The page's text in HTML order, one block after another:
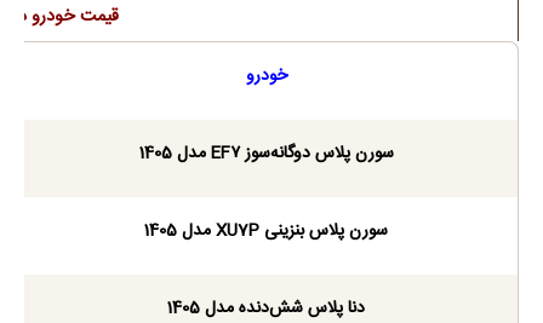
قیمت خودرو در
خودرو
سورن پلاس دوگانه‌سوز EF۷ مدل 1405
سورن پلاس بنزینی XU7P مدل 1405
دنا پلاس شش‌دنده‌‌ مدل 1405